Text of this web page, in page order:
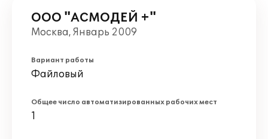
ООО "АСМОДЕЙ +"
Москва, Январь 2009
Вариант работы
Файловый
Общее число автоматизированных рабочих мест
1